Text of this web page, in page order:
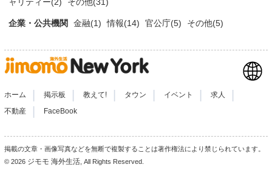
企業・公共機関 金融(1) 情報(14) 官公庁(5) その他(5)
ホーム 掲示板 教えて! タウン イベント 求人
不動産 FaceBook
掲載の文章・画像写真などを無断で複製することは著作権法により禁じられています。
© 2026 ジモモ 海外生活 , All Rights Reserved.